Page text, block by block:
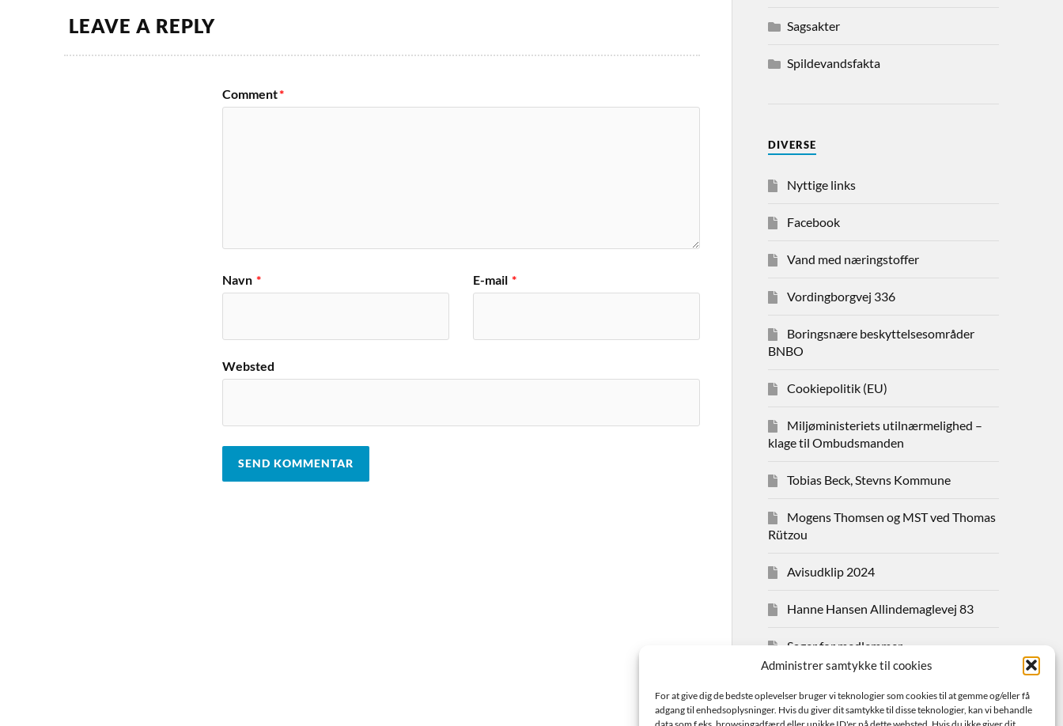
Administrer samtykke til cookies
For at give dig de bedste oplevelser bruger vi teknologier som cookies til at gemme og/eller få
adgang til enhedsoplysninger. Hvis du giver dit samtykke til disse teknologier, kan vi behandle
LEAVE A REPLY
Comment*
Navn * E-mail *
Websted
Sagsakter
Spildevandsfakta
DIVERSE
Nyttige links
Facebook
Vand med næringstoffer
Vordingborgvej 336
Boringsnære beskyttelsesområder
BNBO
Cookiepolitik (EU)
Miljøministeriets utilnærmelighed –
klage til Ombudsmanden
Tobias Beck, Stevns Kommune
Mogens Thomsen og MST ved Thomas
Rützou
Avisudklip 2024
Hanne Hansen Allindemaglevej 83
Sager for medlemmer
Avisudklip 2026